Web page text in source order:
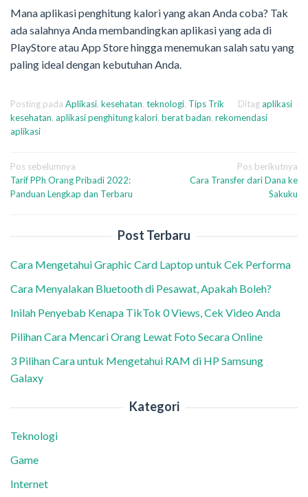
Mana aplikasi penghitung kalori yang akan Anda coba? Tak
ada salahnya Anda membandingkan aplikasi yang ada di
PlayStore atau App Store hingga menemukan salah satu yang
paling ideal dengan kebutuhan Anda.
Posting pada Aplikasi, kesehatan, teknologi, Tips Trik Ditagaplikasi
kesehatan, aplikasi penghitung kalori, berat badan, rekomendasi
aplikasi
Navigasi
pos
Pos sebelumnya
Tarif PPh Orang Pribadi 2022:
Panduan Lengkap dan Terbaru
Pos berikutnya
Cara Transfer dari Dana ke
Sakuku
Post Terbaru
Cara Mengetahui Graphic Card Laptop untuk Cek Performa
Cara Menyalakan Bluetooth di Pesawat, Apakah Boleh?
Inilah Penyebab Kenapa TikTok 0 Views, Cek Video Anda
Pilihan Cara Mencari Orang Lewat Foto Secara Online
3 Pilihan Cara untuk Mengetahui RAM di HP Samsung
Galaxy
Kategori
Teknologi
Game
Internet